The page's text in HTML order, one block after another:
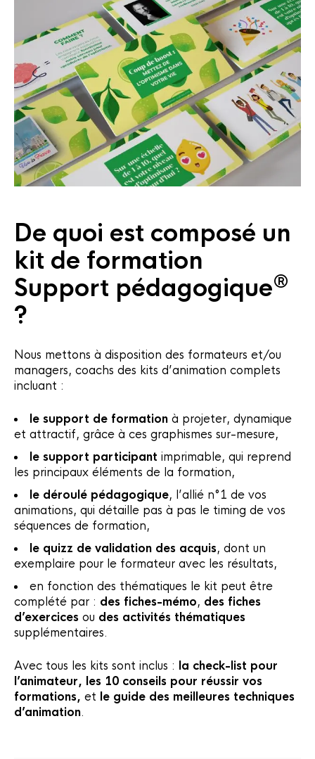
De quoi est composé un
kit de formation
Support pédagogique®
?
Nous mettons à disposition des formateurs et/ou
managers, coachs des kits d’animation complets
incluant :
le support de formation à projeter, dynamique
et attractif, grâce à ces graphismes sur-mesure,
le support participant imprimable, qui reprend
les principaux éléments de la formation,
le déroulé pédagogique, l’allié n°1 de vos
animations, qui détaille pas à pas le timing de vos
séquences de formation,
le quizz de validation des acquis, dont un
exemplaire pour le formateur avec les résultats,
en fonction des thématiques le kit peut être
complété par : des fiches-mémo, des fiches
d’exercices ou des activités thématiques
supplémentaires.
Avec tous les kits sont inclus : la check-list pour
l’animateur, les 10 conseils pour réussir vos
formations, et le guide des meilleures techniques
d’animation.